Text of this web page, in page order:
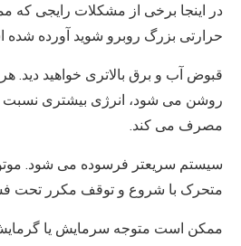
در اینجا برخی از مشکلات رایجی که
حرارتی بزرگ روبرو شوید آورده
قبوض آب و برق بالاتری خواهید دید.
روشن می شود، انرژی بیشتری نسبت
مصرف می کند.
سیستم سریعتر فرسوده می شود.
متحرک با شروع و توقف مکرر تحت
ممکن است متوجه سرمایش یا